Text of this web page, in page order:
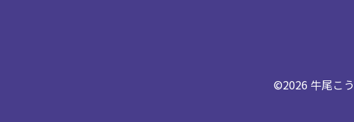
©2026 牛尾こ